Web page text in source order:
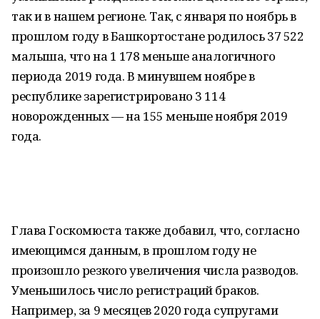
так и в нашем регионе. Так, с января по ноябрь в
прошлом году в Башкортостане родилось 37 522
малыша, что на 1 178 меньше аналогичного
периода 2019 года. В минувшем ноябре в
республике зарегистрировано 3 114
новорожденных — на 155 меньше ноября 2019
года.
Глава Госкомюста также добавил, что, согласно
имеющимся данным, в прошлом году не
произошло резкого увеличения числа разводов.
Уменьшилось число регистраций браков.
Например, за 9 месяцев 2020 года супругами